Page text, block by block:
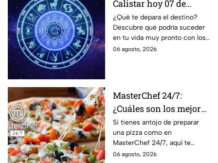
Calistar hoy 07 de
agosto; estos signos
podrían dejar de estar
solteros más pronto de
lo que imaginan y
¿Qué te depara el destino?
Descubre qué podría suceder
en tu vida muy pronto con los
horóscopos de Nana Calistar;
06 agosto, 2026
MasterChef 24/7:
¿Cuáles son los mejores
quesos para preparar
pizza en casa?
Si tienes antojo de preparar
una pizza como en
MasterChef 24/7, aquí te
contamos todo lo que debes
06 agosto, 2026